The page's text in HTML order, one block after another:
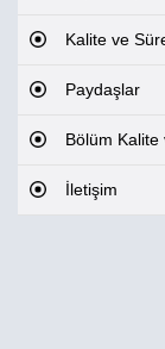
Kalite ve
Paydaşlar
Bölüm
İletişim